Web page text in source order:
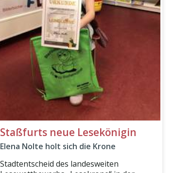
Staßfurts neue Lesekönigin
Elena Nolte holt sich die Krone
Stadtentscheid des landesweiten